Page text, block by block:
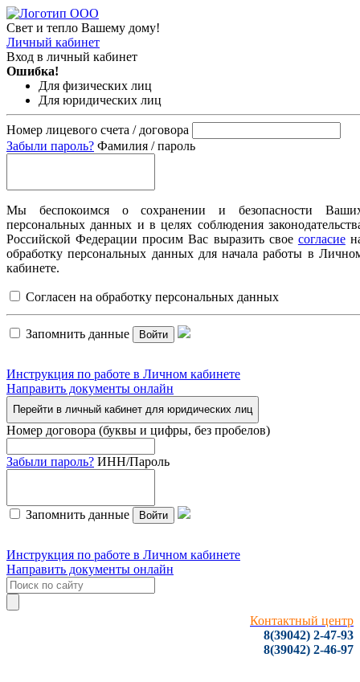
Свет и тепло Вашему дому!
Личный кабинет
Вход в личный кабинет
Ошибка!
Для физических лиц
Для юридических лиц
Номер лицевого счета / договора
Забыли пароль? Фамилия / пароль
Мы беспокоимся о сохранении и безопасности
персональных данных и в целях соблюдения
Российской Федерации просим Вас выразить свое согласие
обработку персональных данных для начала работы в
кабинете.
Согласен на обработку персональных данных
Запомнить данные Войти
Инструкция по работе в Личном кабинете
Направить документы онлайн
Перейти в личный кабинет для юридических лиц
Номер договора (буквы и цифры, без пробелов)
Забыли пароль? ИНН/Пароль
Запомнить данные Войти
Инструкция по работе в Личном кабинете
Направить документы онлайн
Контактный центр
8(39042) 2-47-93
8(39042) 2-46-97